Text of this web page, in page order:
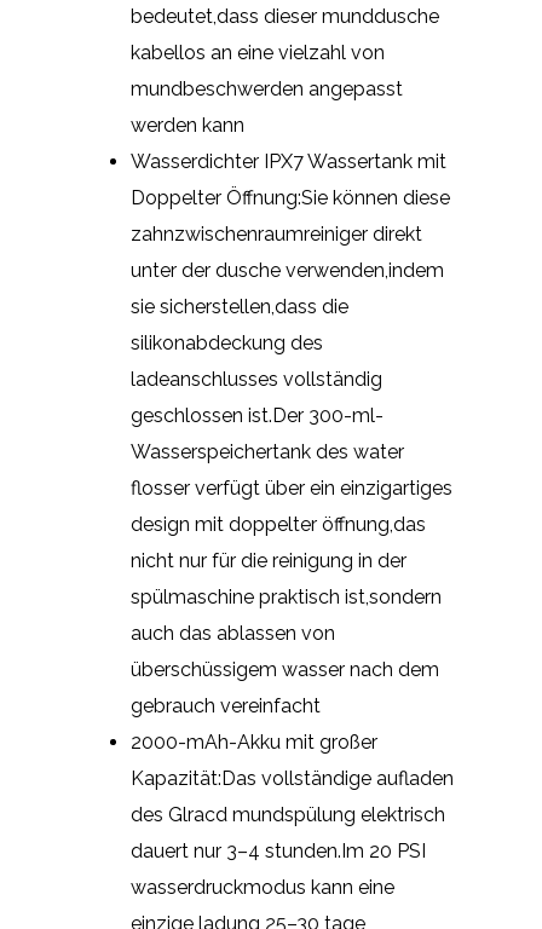
bedeutet,dass dieser munddusche
kabellos an eine vielzahl von
mundbeschwerden angepasst
werden kann
Wasserdichter IPX7 Wassertank mit
Doppelter Öffnung:Sie können diese
zahnzwischenraumreiniger direkt
unter der dusche verwenden,indem
sie sicherstellen,dass die
silikonabdeckung des
ladeanschlusses vollständig
geschlossen ist.Der 300-ml-
Wasserspeichertank des water
flosser verfügt über ein einzigartiges
design mit doppelter öffnung,das
nicht nur für die reinigung in der
spülmaschine praktisch ist,sondern
auch das ablassen von
überschüssigem wasser nach dem
gebrauch vereinfacht
2000-mAh-Akku mit großer
Kapazität:Das vollständige aufladen
des Glracd mundspülung elektrisch
dauert nur 3–4 stunden.Im 20 PSI
wasserdruckmodus kann eine
einzige ladung 25–30 tage